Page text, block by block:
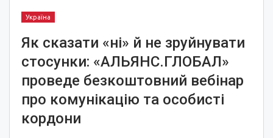
Україна
Як сказати «ні» й не зруйнувати
стосунки: «АЛЬЯНС.ГЛОБАЛ»
проведе безкоштовний вебінар
про комунікацію та особисті
кордони